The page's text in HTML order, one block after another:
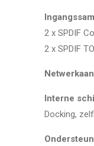
2 x SPDIF
2 x SPDIF
Interne
Docking,